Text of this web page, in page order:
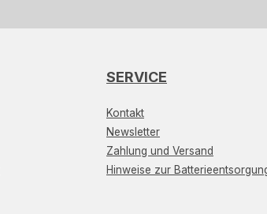
SERVICE
Kontakt
Newsletter
Zahlung und Versand
Hinweise zur